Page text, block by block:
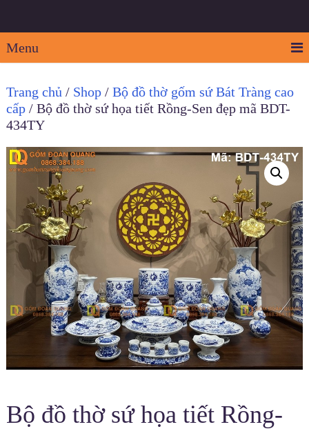
Menu
Trang chủ / Shop/ Bộ đồ thờ gốm sứ Bát Tràng cao
cấp/ Bộ đồ thờ sứ họa tiết Rồng-Sen đẹp mã BDT-
434TY
Bộ đồ thờ sứ họa tiết Rồng-